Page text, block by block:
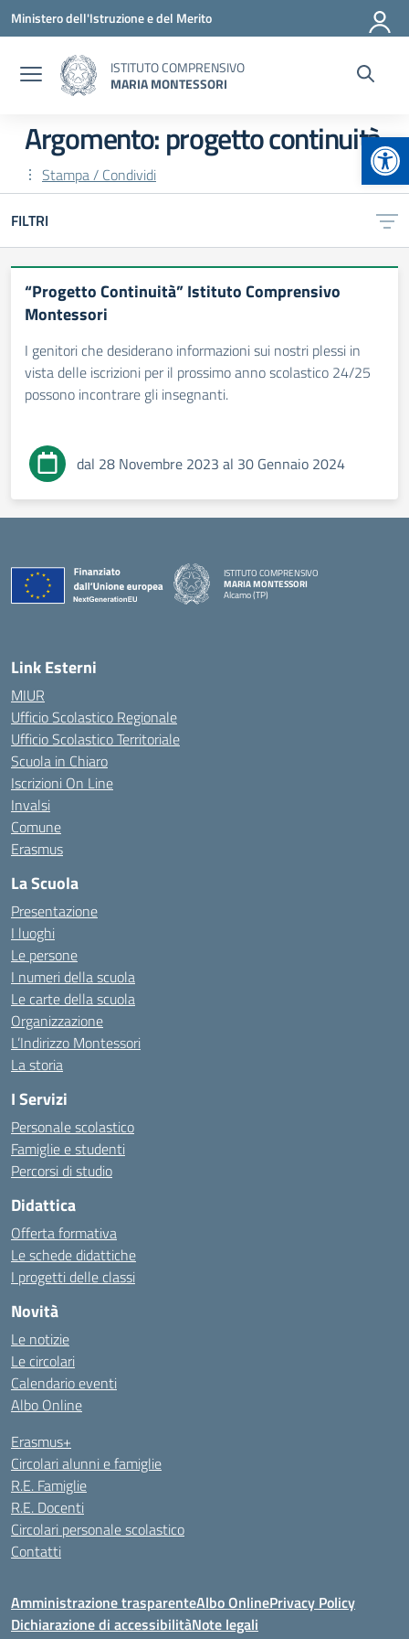
Vai ai contenuti
Vai al menu di navigazione
Vai al footer
Ministero dell'Istruzione e del Merito
ISTITUTO COMPRENSIVO
MARIA MONTESSORI
Argomento: progetto continuità
Stampa / Condividi
FILTRI
“Progetto Continuità” Istituto Comprensivo
Montessori
I genitori che desiderano informazioni sui nostri plessi in
vista delle iscrizioni per il prossimo anno scolastico 24/25
possono incontrare gli insegnanti.
dal 28 Novembre 2023 al 30 Gennaio 2024
ISTITUTO COMPRENSIVO
MARIA MONTESSORI
Alcamo (TP)
Link Esterni
MIUR
Ufficio Scolastico Regionale
Ufficio Scolastico Territoriale
Scuola in Chiaro
Iscrizioni On Line
Invalsi
Comune
Erasmus
La Scuola
Presentazione
I luoghi
Le persone
I numeri della scuola
Le carte della scuola
Organizzazione
L’Indirizzo Montessori
La storia
I Servizi
Personale scolastico
Famiglie e studenti
Percorsi di studio
Didattica
Offerta formativa
Le schede didattiche
I progetti delle classi
Novità
Le notizie
Le circolari
Calendario eventi
Albo Online
Erasmus+
Circolari alunni e famiglie
R.E. Famiglie
R.E. Docenti
Circolari personale scolastico
Contatti
Amministrazione trasparenteAlbo OnlinePrivacy Policy
Dichiarazione di accessibilitàNote legali